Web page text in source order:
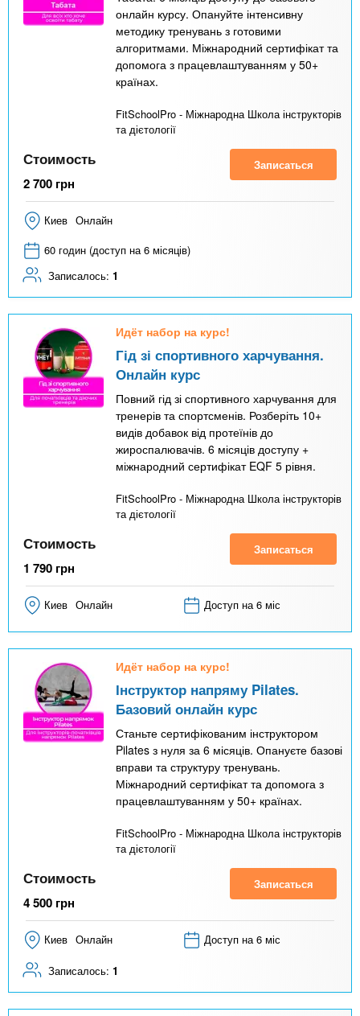
онлайн курсу. Опануйте інтенсивну
методику тренувань з готовими
алгоритмами. Міжнародний сертифікат та
допомога з працевлаштуванням у 50+
країнах.
FitSchoolPro - Міжнародна Школа інструкторів
та дієтології
Стоимость
2 700 грн
Записаться
Киев Онлайн
60 годин (доступ на 6 місяців)
Записалось: 1
Идёт набор на курс!
Гід зі спортивного харчування.
Онлайн курс
Повний гід зі спортивного харчування для
тренерів та спортсменів. Розберіть 10+
видів добавок від протеїнів до
жироспалювачів. 6 місяців доступу +
міжнародний сертифікат EQF 5 рівня.
FitSchoolPro - Міжнародна Школа інструкторів
та дієтології
Стоимость
1 790 грн
Записаться
Киев Онлайн Доступ на 6 міс
Идёт набор на курс!
Інструктор напряму Pilates.
Базовий онлайн курс
Станьте сертифікованим інструктором
Pilates з нуля за 6 місяців. Опануєте базові
вправи та структуру тренувань.
Міжнародний сертифікат та допомога з
працевлаштуванням у 50+ країнах.
FitSchoolPro - Міжнародна Школа інструкторів
та дієтології
Стоимость
4 500 грн
Записаться
Киев Онлайн Доступ на 6 міс
Записалось: 1